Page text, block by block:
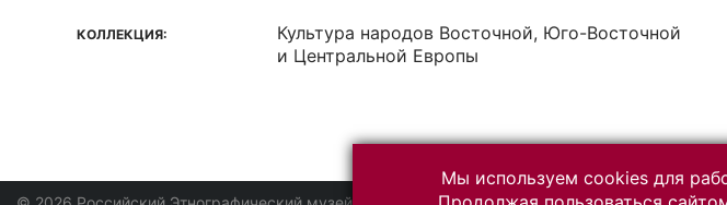
КОЛЛЕКЦИЯ:
Культура народов Восточной, Юго-Восточной
и Центральной Европы
Мы используем cookies для